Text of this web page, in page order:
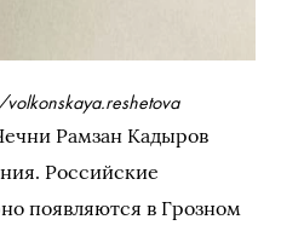
Рамзан Кадыров
Российские
появляются в Грозном